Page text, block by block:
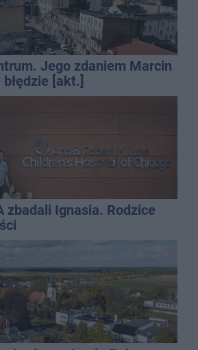
Jego zdaniem Marcin
[akt.]
zbadali Ignasia. Rodzice